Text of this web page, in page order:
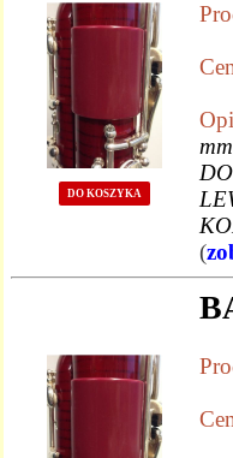
DO KOSZYKA
(